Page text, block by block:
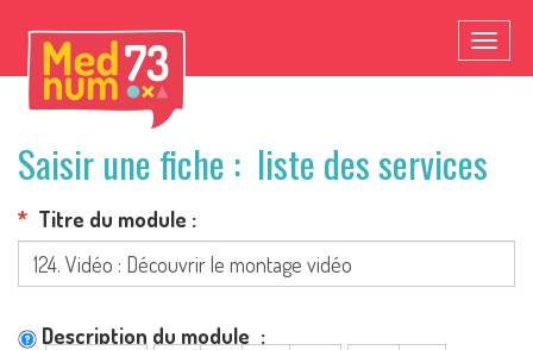
Saisir une fiche : liste des services
Titre du module
Description du module